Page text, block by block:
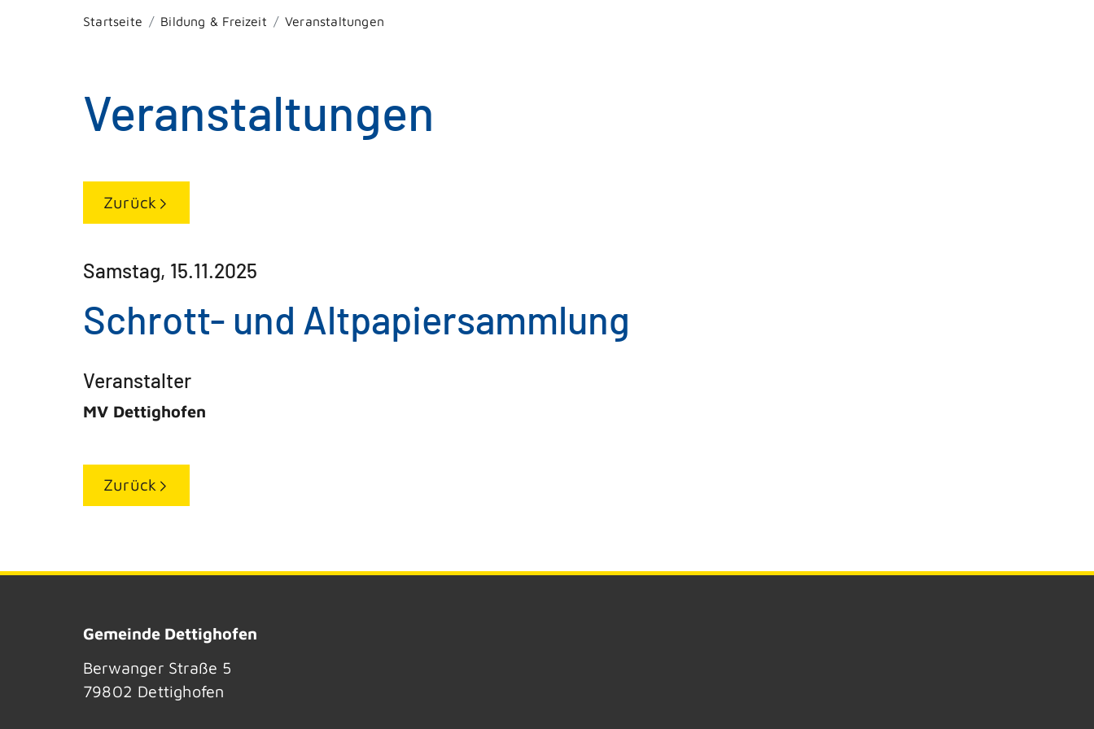
Startseite Bildung & Freizeit Veranstaltungen
Veranstaltungen
Zurück
Samstag, 15.11.2025
Schrott- und Altpapiersammlung
Veranstalter
MV Dettighofen
Zurück
Gemeinde Dettighofen
Berwanger Straße 5
79802 Dettighofen